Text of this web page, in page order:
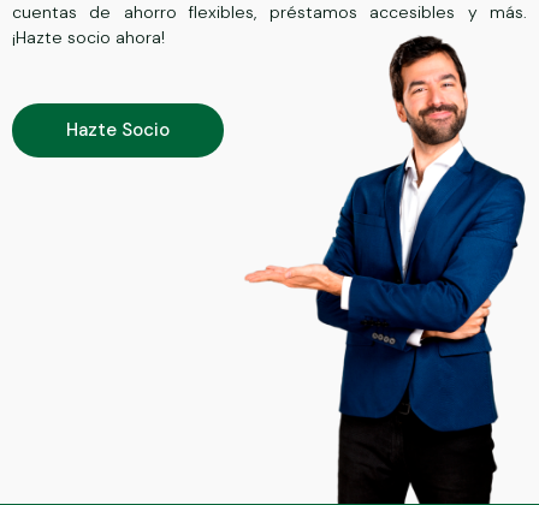
cuentas de ahorro flexibles, préstamos accesibles y más.
¡Hazte socio ahora!
Hazte Socio